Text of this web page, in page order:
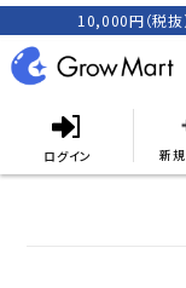
10,000円（税
ログイン 新